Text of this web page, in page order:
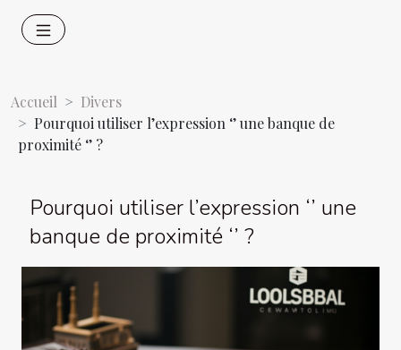
Accueil
Divers
Pourquoi utiliser l’expression ‘’ une banque de
proximité ‘’ ?
Pourquoi utiliser l’expression ‘’ une
banque de proximité ‘’ ?